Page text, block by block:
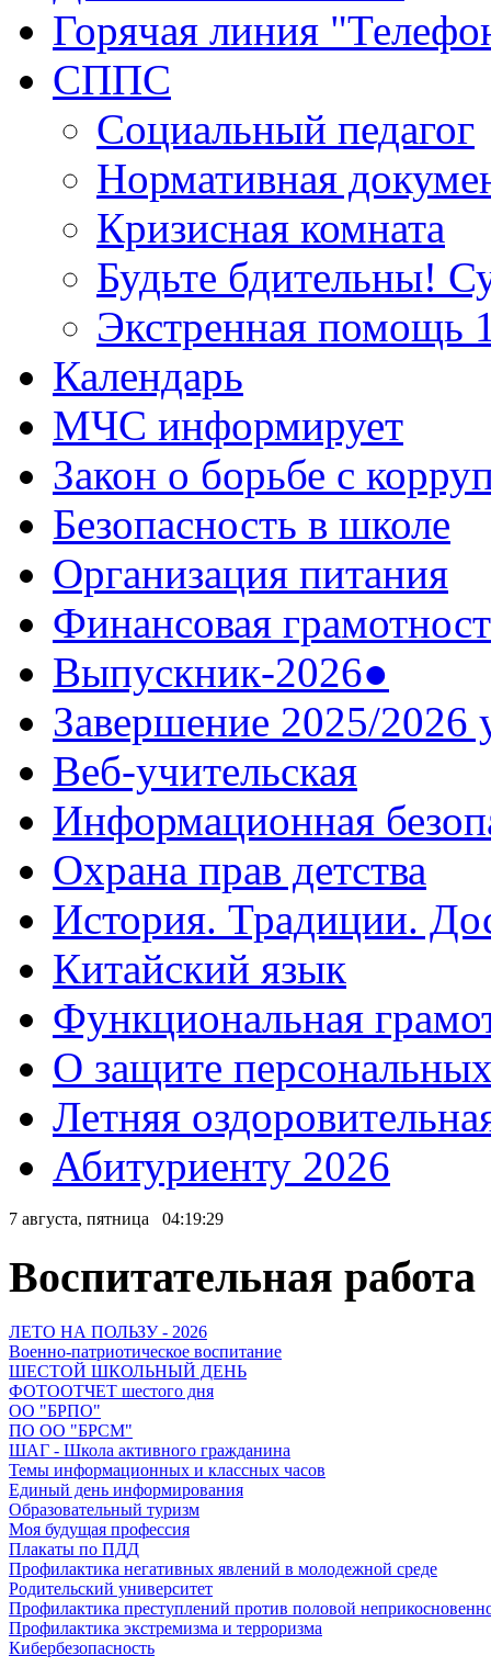
Горячая линия
СППС
Социальный педагог
Нормативная
Кризисная комната
Будьте бдительны!
Экстренная помощь
Календарь
МЧС информирует
Закон о борьбе с
Безопасность в школе
Организация питания
Финансовая
Выпускник-2026●
Завершение 2025/2026
Веб-учительская
Информационная
Охрана прав детства
История. Традиции.
Китайский язык
Функциональная
О защите
Летняя
Абитуриенту 2026
7 августа, пятница 04:19:30
Воспитательная работа
ЛЕТО НА ПОЛЬЗУ - 2026
Военно-патриотическое воспитание
ШЕСТОЙ ШКОЛЬНЫЙ ДЕНЬ
ФОТООТЧЕТ шестого дня
ОО "БРПО"
ПО ОО "БРСМ"
ШАГ - Школа активного гражданина
Темы информационных и классных часов
Единый день информирования
Образовательный туризм
Моя будущая профессия
Плакаты по ПДД
Профилактика негативных явлений в молодежной среде
Родительский университет
Профилактика преступлений против половой
Профилактика экстремизма и терроризма
Кибербезопасность